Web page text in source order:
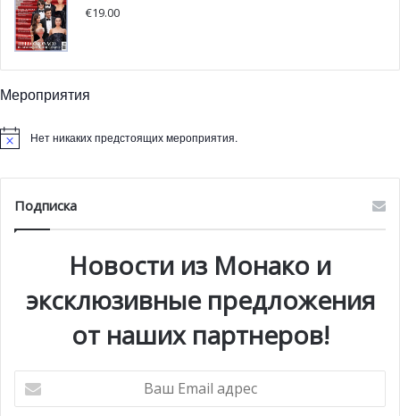
€19.00
Мероприятия
Нет никаких предстоящих мероприятия.
Подписка
Новости из Монако и
эксклюзивные предложения
от наших партнеров!
Email